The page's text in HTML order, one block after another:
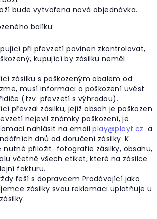
bude vytvořena nová objednávka.
balíku:
při převzetí povinen zkontrolovat,
kupující by zásilku neměl
zásilku s poškozeným obalem od
musí informaci o poškození uvést
(tzv. převzetí s výhradou).
převzal zásilku, jejíž obsah je poškozen
nejevil známky poškození, je
nahlásit na emailplay@playt.cz a
dnů od doručení zásilky. K
nutné přiložit fotografie zásilky, obsahu,
včetně všech etiket, které na zásilce
fakturu.
řeší s dopravcem Prodávající jako
zásilky svou reklamaci uplatňuje u